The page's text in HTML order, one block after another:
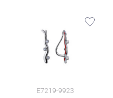
E7219-9923